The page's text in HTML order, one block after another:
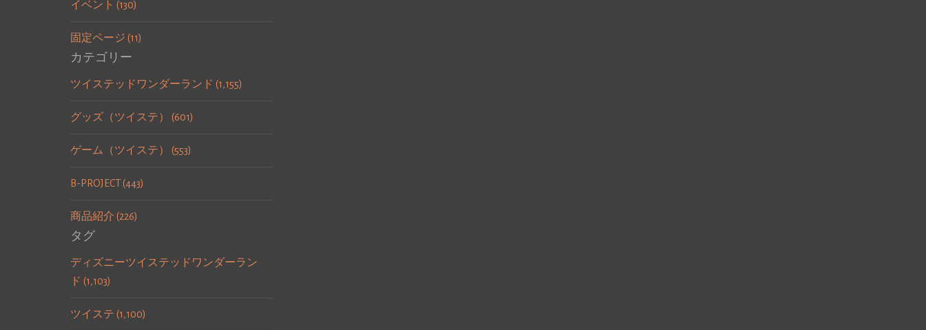
イベント (130)
固定ページ (11)
カテゴリー
ツイステッドワンダーランド (1,155)
グッズ（ツイステ） (601)
ゲーム（ツイステ） (553)
B-PROJECT (443)
商品紹介 (226)
タグ
ディズニーツイステッドワンダーラン
ド (1,103)
ツイステ (1,100)